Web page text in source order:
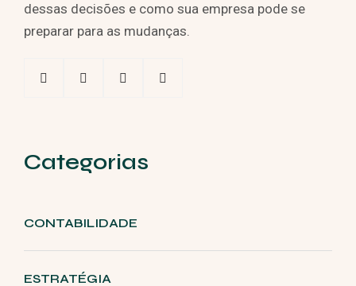
dessas decisões e como sua empresa pode se
preparar para as mudanças.
Categorias
CONTABILIDADE
ESTRATÉGIA